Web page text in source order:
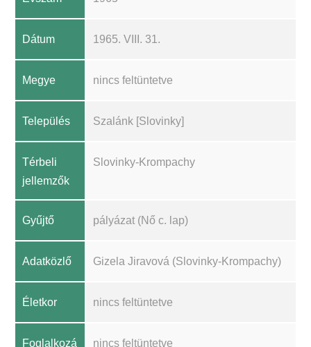
Dátum 1965. VIII. 31.
Megye nincs feltüntetve
Település Szalánk [Slovinky]
Térbeli
jellemzők
Slovinky-Krompachy
Gyűjtő pályázat (Nő c. lap)
Adatközlő Gizela Jiravová (Slovinky-Krompachy)
Életkor nincs feltüntetve
Foglalkozá
nincs feltüntetve